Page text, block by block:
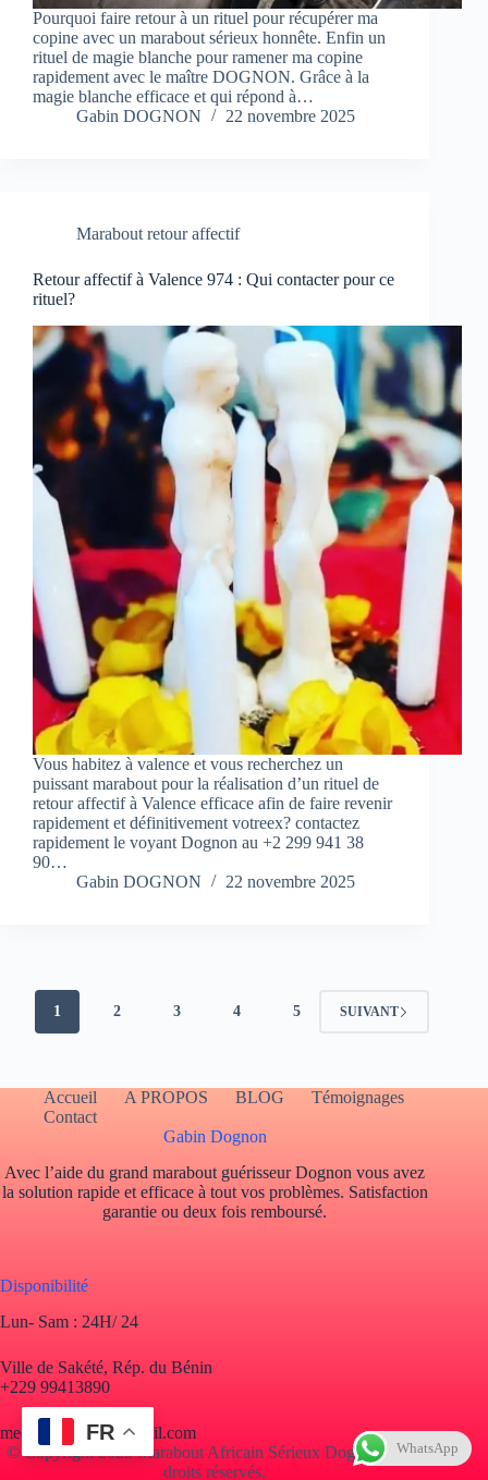
Pourquoi faire retour à un rituel pour récupérer ma
copine avec un marabout sérieux honnête. Enfin un
rituel de magie blanche pour ramener ma copine
rapidement avec le maître DOGNON. Grâce à la
magie blanche efficace et qui répond à…
Gabin DOGNON
22 novembre 2025
Marabout retour affectif
Retour affectif à Valence 974 : Qui contacter pour ce
rituel?
Vous habitez à valence et vous recherchez un
puissant marabout pour la réalisation d’un rituel de
retour affectif à Valence efficace afin de faire revenir
rapidement et définitivement votreex? contactez
rapidement le voyant Dognon au +2 299 941 38
90…
Gabin DOGNON
22 novembre 2025
1 2 3 4 5 SUIVANT
Accueil A PROPOS BLOG
Témoignages
Contact
Gabin Dognon
Avec l’aide du grand marabout guérisseur Dognon vous avez
la solution rapide et efficace à tout vos problèmes. Satisfaction
garantie ou deux fois remboursé.
Disponibilité
Lun- Sam : 24H/ 24
Ville de Sakété, Rép. du Bénin
+229 99413890
mediumdognon@gmail.com
© Copyright 2025 Marabout Africain Sérieux Dognon. Tous
droits réservés.
FR
WhatsApp